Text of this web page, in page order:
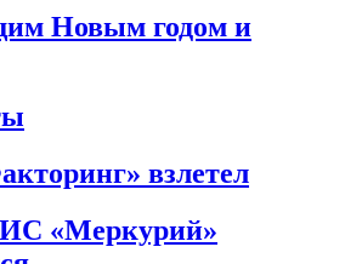
Новым годом и
взлетел
«Меркурий»